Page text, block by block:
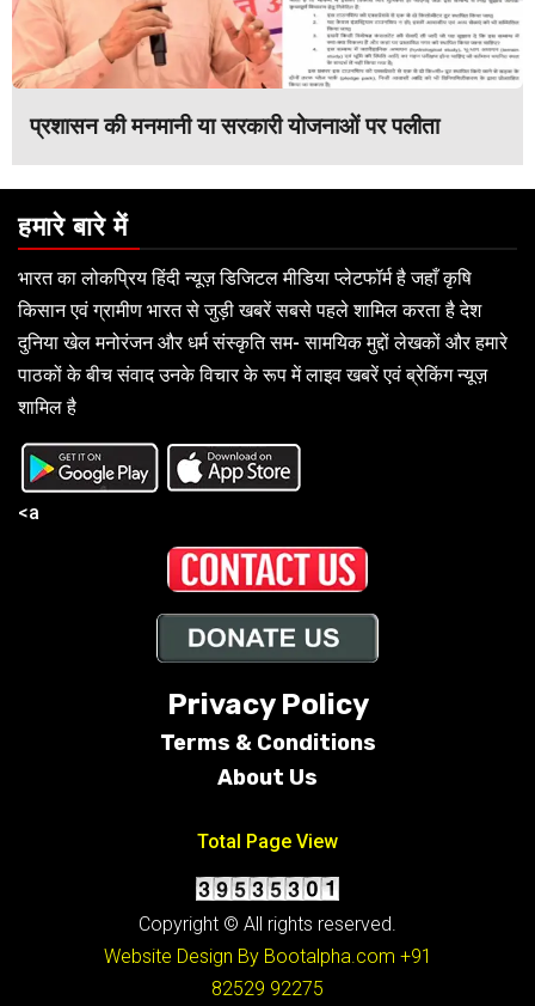
प्रशासन की मनमानी या सरकारी योजनाओं पर पलीता
हमारे बारे में
भारत का लोकप्रिय हिंदी न्यूज़ डिजिटल मीडिया प्लेटफॉर्म है जहाँ कृषि
किसान एवं ग्रामीण भारत से जुड़ी खबरें सबसे पहले शामिल करता है देश
दुनिया खेल मनोरंजन और धर्म संस्कृति सम- सामयिक मुद्दों लेखकों और हमारे
पाठकों के बीच संवाद उनके विचार के रूप में लाइव खबरें एवं ब्रेकिंग न्यूज़
शामिल है
<a
Privacy Policy
Terms & Conditions
About Us
Total Page View
Copyright © All rights reserved.
Website Design By Bootalpha.com +91
82529 92275